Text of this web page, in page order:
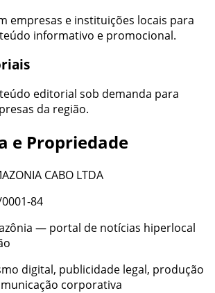
empresas e instituições locais para
informativo e promocional.
editorial sob demanda para
da região.
e Propriedade
CABO LTDA
84
— portal de notícias hiperlocal
digital, publicidade legal, produção
corporativa